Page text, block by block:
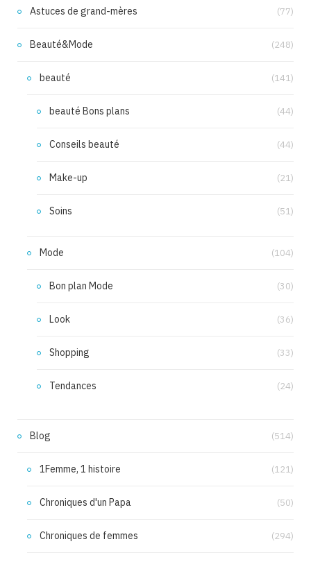
Astuces de grand-mères (77)
Beauté&Mode (248)
beauté (141)
beauté Bons plans (44)
Conseils beauté (44)
Make-up (21)
Soins (51)
Mode (104)
Bon plan Mode (30)
Look (36)
Shopping (33)
Tendances (24)
Blog (514)
1Femme, 1 histoire (121)
Chroniques d'un Papa (50)
Chroniques de femmes (294)